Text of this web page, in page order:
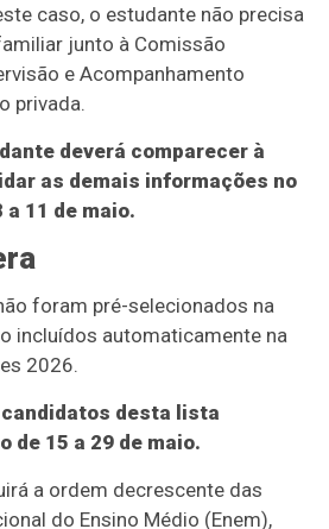
caso, o estudante não precisa
junto à Comissão
e Acompanhamento
privada.
deverá comparecer à
as demais informações no
a 11 de maio.
foram pré-selecionados na
incluídos automaticamente na
2026.
desta lista
de 15 a 29 de maio.
a ordem decrescente das
do Ensino Médio (Enem),